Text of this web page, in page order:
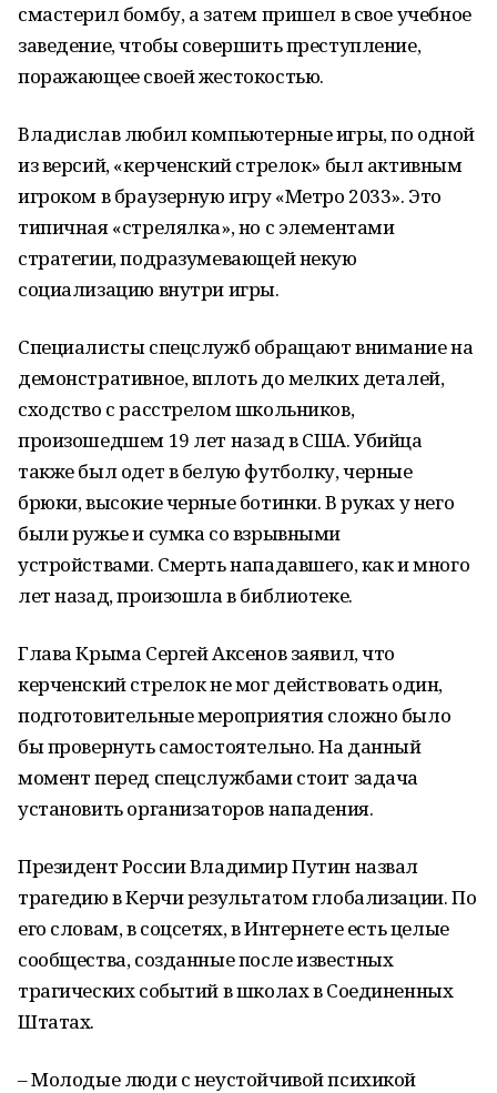
смастерил бомбу, а затем пришел в свое учебное
заведение, чтобы совершить преступление,
поражающее своей жестокостью.
Владислав любил компьютерные игры, по одной
из версий, «керченский стрелок» был активным
игроком в браузерную игру «Метро 2033». Это
типичная «стрелялка», но с элементами
стратегии, подразумевающей некую
социализацию внутри игры.
Специалисты спецслужб обращают внимание на
демонстративное, вплоть до мелких деталей,
сходство с расстрелом школьников,
произошедшем 19 лет назад в США. Убийца
также был одет в белую футболку, черные
брюки, высокие черные ботинки. В руках у него
были ружье и сумка со взрывными
устройствами. Смерть нападавшего, как и много
лет назад, произошла в библиотеке.
Глава Крыма Сергей Аксенов заявил, что
керченский стрелок не мог действовать один,
подготовительные мероприятия сложно было
бы провернуть самостоятельно. На данный
момент перед спецслужбами стоит задача
установить организаторов нападения.
Президент России Владимир Путин назвал
трагедию в Керчи результатом глобализации. По
его словам, в соцсетях, в Интернете есть целые
сообщества, созданные после известных
трагических событий в школах в Соединенных
Штатах.
– Молодые люди с неустойчивой психикой